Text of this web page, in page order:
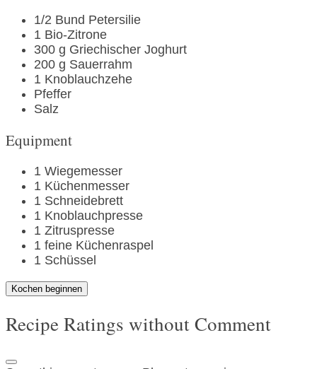
1/2 Bund Petersilie
1 Bio-Zitrone
300 g Griechischer Joghurt
200 g Sauerrahm
1 Knoblauchzehe
Pfeffer
Salz
Equipment
1 Wiegemesser
1 Küchenmesser
1 Schneidebrett
1 Knoblauchpresse
1 Zitruspresse
1 feine Küchenraspel
1 Schüssel
Kochen beginnen
Recipe Ratings without Comment